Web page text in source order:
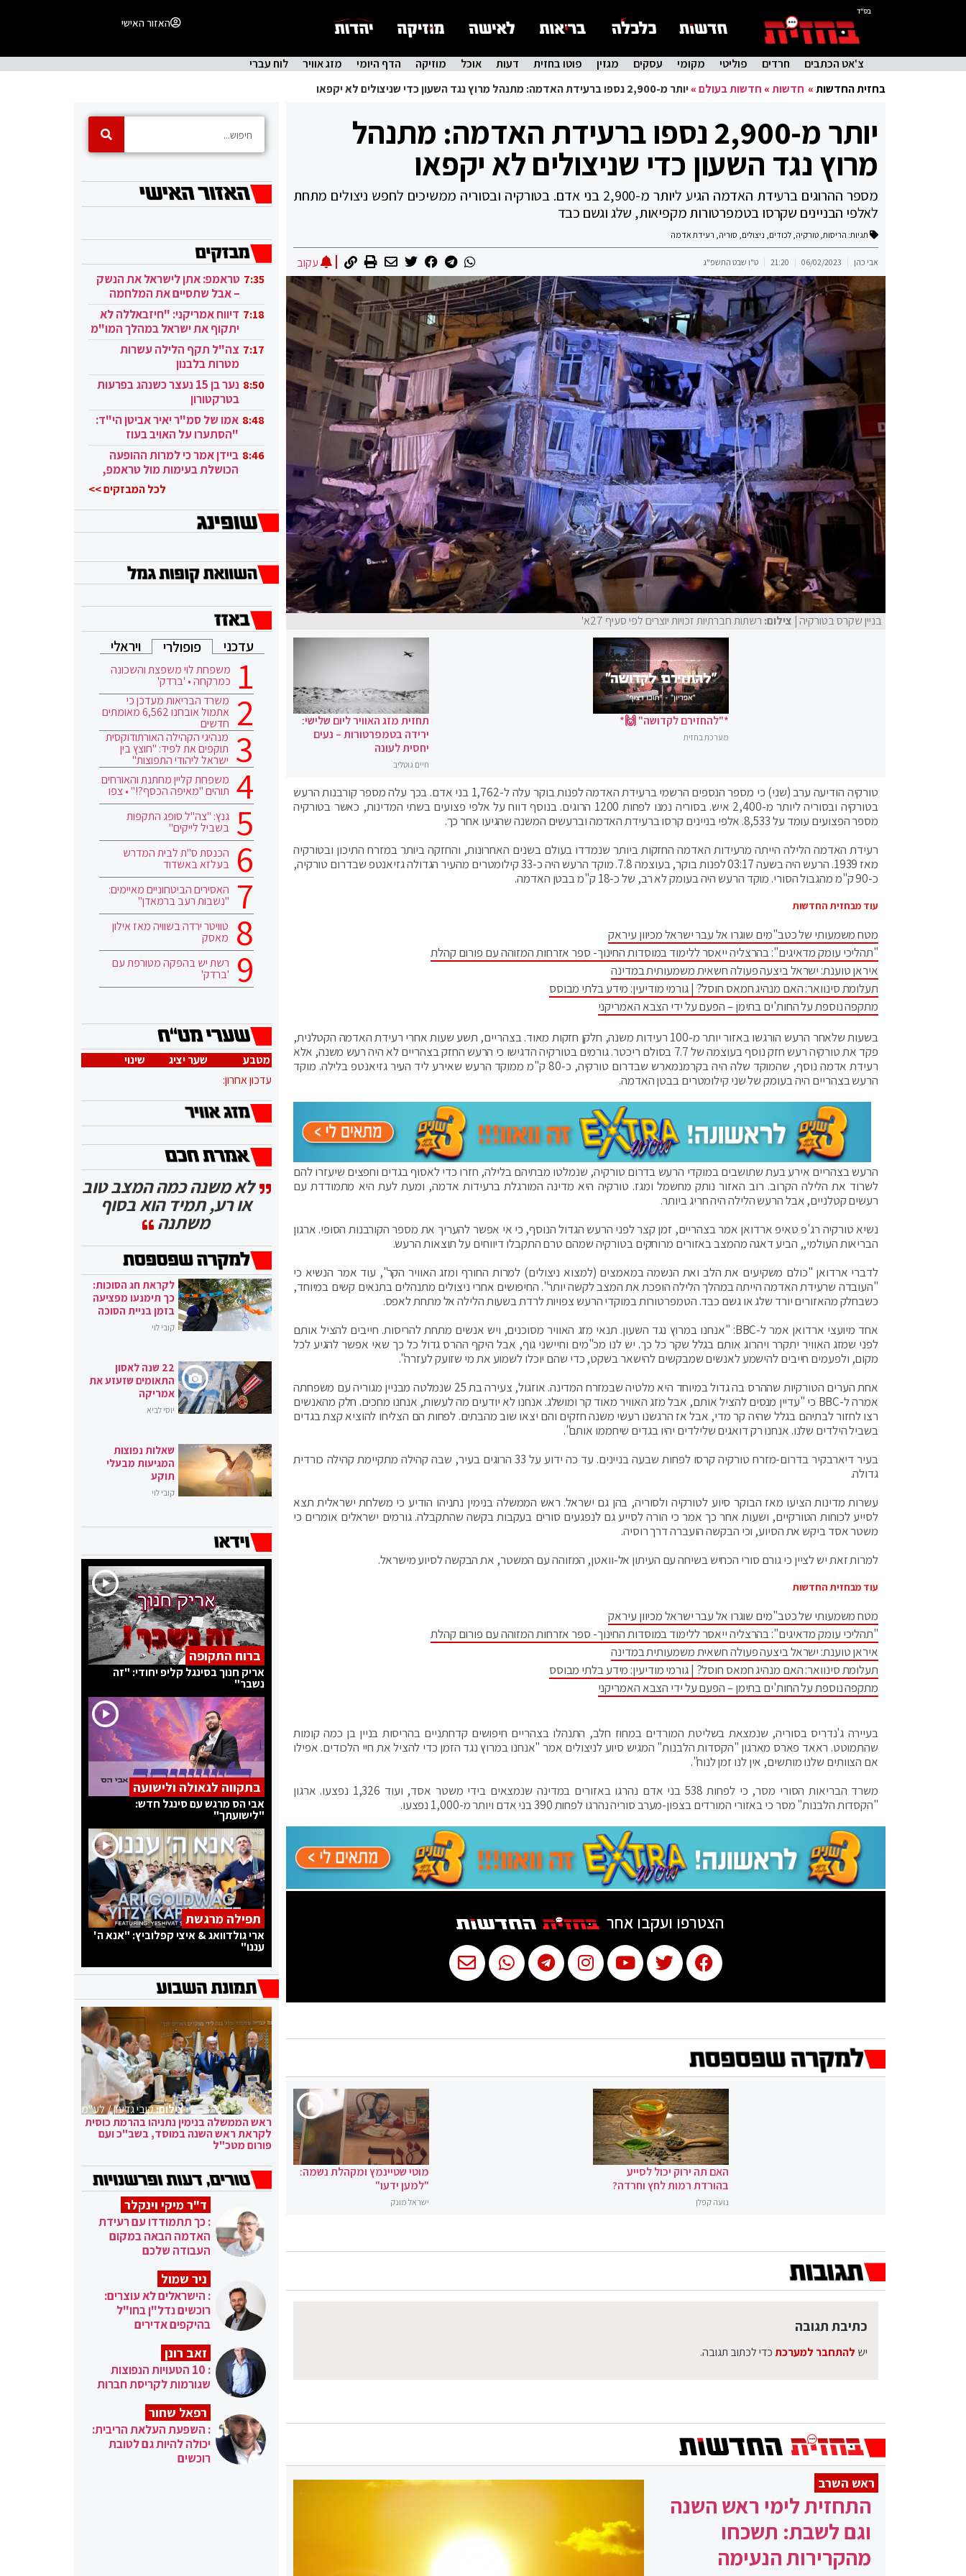
בס"ד
האזור האישי
צ'אט הכתבים חרדים פוליטי מקומי עסקים מגזין פוטו בחזית דעות אוכל מוזיקה הדף היומי מזג אוויר
לוח עברי
בחזית החדשות» חדשות» חדשות בעולם»יותר מ-2,900 נספו ברעידת האדמה: מתנהל מרוץ נגד השעון כדי שניצולים לא יקפאו
יותר מ-2,900 נספו ברעידת האדמה: מתנהל
מרוץ נגד השעון כדי שניצולים לא יקפאו
מספר ההרוגים ברעידת האדמה הגיע ליותר מ-2,900 בני אדם. בטורקיה ובסוריה ממשיכים לחפש ניצולים מתחת
לאלפי הבניינים שקרסו בטמפרטורות מקפיאות, שלג וגשם כבד
תגיות: הריסות, טורקיה, לכודים, ניצולים, סוריה, רעידת אדמה
אבי כהן 06/02/2023
21:20 ט"ו שבט התשפ"ג עקוב
בניין שקרס בטורקיה| צילום: רשתות חברתיות זכויות יוצרים לפי סעיף 27א'
*"להחזירם לקדושה" 🙌*
מערכת בחזית
תחזית מזג האוויר ליום שלישי:
ירידה בטמפרטורות – נעים
יחסית לעונה
חיים גוטליב
טורקיה הודיעה ערב (שני) כי מספר הנספים הרשמי ברעידת האדמה לפנות בוקר עלה ל-1,762 בני אדם. בכך עלה מספר קורבנות הרעש
בטורקיה ובסוריה ליותר מ-2,400 איש. בסוריה נמנו לפחות 1200 הרוגים. בנוסף דווח על אלפי פצועים בשתי המדינות, כאשר בטורקיה
מספר הפצועים עומד על 8,533. אלפי בניינים קרסו ברעידת האדמה וברעשים המשנה שהגיעו אחר כך.
רעידת האדמה הלילה הייתה מרעידות האדמה החזקות ביותר שנמדדו בעולם בשנים האחרונות, והחזקה ביותר במזרח התיכון ובטורקיה
מאז 1939. הרעש היה בשעה 03:17 לפנות בוקר, בעוצמה 7.8. מוקד הרעש היה כ-33 קילומטרים מהעיר הגדולה גזיאנטפ שבדרום טורקיה,
כ-90 ק"מ מהגבול הסורי. מוקד הרעש היה בעומק לא רב, של כ-18 ק"מ בבטן האדמה.
עוד מבחזית החדשות
מטח משמעותי של כטב"מים שוגרו אל עבר ישראל מכיוון עיראק
"תהליכי עומק מדאיגים": בהרצליה ייאסר ללימוד במוסדות החינוך- ספר אזרחות המזוהה עם פורום קהלת
איראן טוענת: ישראל ביצעה פעולה חשאית משמעותית במדינה
תעלומת סינוואר: האם מנהיג חמאס חוסל? | גורמי מודיעין: מידע בלתי מבוסס
מתקפה נוספת על החות'ים בתימן – הפעם על ידי הצבא האמריקני
בשעות שלאחר הרעש הורגשו באזור יותר מ-100 רעידות משנה, חלקן חזקות מאוד. בצהריים, תשע שעות אחרי רעידת האדמה הקטלנית,
פקד את טורקיה רעש חזק נוסף בעוצמה של 7.7 בסולם ריכטר. גורמים בטורקיה הדגישו כי הרעש החזק בצהריים לא היה רעש משנה, אלא
רעידת אדמה נוסף, שהמוקד שלה היה בקרמנמארש שבדרום טורקיה, כ-80 ק"מ ממוקד הרעש שאירע ליד העיר גזיאנטפ בלילה. מוקד
הרעש בצהריים היה בעומק של שני קילומטרים בבטן האדמה.
הרעש בצהריים אירע בעת שתושבים במוקדי הרעש בדרום טורקיה, שנמלטו מבתיהם בלילה, חזרו כדי לאסוף בגדים וחפצים שיעזרו להם
לשרוד את הלילה הקרוב. רוב האזור נותק מחשמל ומגז. טורקיה היא מדינה המורגלת ברעידות אדמה, ומעת לעת היא מתמודדת עם
רעשים קטלניים, אבל הרעש הלילה היה חריג ביותר.
נשיא טורקיה רג'פ טאיפ ארדואן אמר בצהריים, זמן קצר לפני הרעש הגדול הנוסף, כי אי אפשר להעריך את מספר הקורבנות הסופי. ארגון
הבריאות העולמי,, הביע דאגה מהמצב באזורים מרוחקים בטורקיה שמהם טרם התקבלו דיווחים על תוצאות הרעש.
לדברי ארדואן "כולם משקיעים את הלב ואת הנשמה במאמצים (למצוא ניצולים) למרות החורף ומזג האוויר הקר", עוד אמר הנשיא כי
"העובדה שרעידת האדמה הייתה במהלך הלילה הופכת את המצב לקשה יותר". החיפושים אחרי ניצולים מתנהלים בתנאים קשים במיוחד,
כשבחלק מהאזורים יורד שלג או גשם כבד. הטמפרטורות במוקדי הרעש צפויות לרדת בשעות הלילה אל מתחת לאפס.
אחד מיועצי ארדואן אמר ל-BBC: "אנחנו במרוץ נגד השעון. תנאי מזג האוויר מסוכנים, ויש אנשים מתחת להריסות. חייבים להציל אותם
לפני שמזג האוויר יתקרר ויהרוג אותם בגלל שקר כל כך. יש לנו מכ"מים וחיישני גוף, אבל היקף ההרס גדול כל כך שאי אפשר להגיע לכל
מקום, ולפעמים חייבים להישמע לאנשים שמבקשים להישאר בשקט, כדי שהם יוכלו לשמוע את מי שזועק לעזרה".
אחת הערים הטורקיות שההרס בה גדול במיוחד היא מלטיה שבמזרח המדינה. אוזגול, צעירה בת 25 שנמלטה מבניין מגוריה עם משפחתה
אמרה ל-BBC כי "עדיין מנסים להציל אותם, אבל מזג האוויר מאוד קר ומושלג. אנחנו לא יודעים מה לעשות, אנחנו מחכים. חלק מהאנשים
רצו לחזור לבתיהם בגלל שהיה קר מדי, אבל אז הרגשנו רעשי משנה חזקים והם יצאו שוב מהבתים. לפחות הם הצליחו להוציא קצת בגדים
בשביל הילדים שלנו. אנחנו רק דואגים שלילדים יהיו בגדים שיחממו אותם".
בעיר דיארבקיר בדרום-מזרח טורקיה קרסו לפחות שבעה בניינים. עד כה ידוע על 33 הרוגים בעיר, שבה קהילה מתקיימת קהילה כורדית
גדולה.
עשרות מדינות הציעו מאז הבוקר סיוע לטורקיה ולסוריה, בהן גם ישראל. ראש הממשלה בנימין נתניהו הודיע כי משלחת ישראלית תצא
לסייע לכוחות הטורקיים, ושעות אחר כך אמר כי הורה לסייע גם לנפגעים סורים בעקבות בקשה שהתקבלה. גורמים ישראלים אומרים כי
משטר אסד ביקש את הסיוע, וכי הבקשה הועברה דרך רוסיה.
למרות זאת יש לציין כי גורם סורי הכחיש בשיחה עם העיתון אל-וואטן, המזוהה עם המשטר, את הבקשה לסיוע מישראל.
עוד מבחזית החדשות
מטח משמעותי של כטב"מים שוגרו אל עבר ישראל מכיוון עיראק
"תהליכי עומק מדאיגים": בהרצליה ייאסר ללימוד במוסדות החינוך- ספר אזרחות המזוהה עם פורום קהלת
איראן טוענת: ישראל ביצעה פעולה חשאית משמעותית במדינה
תעלומת סינוואר: האם מנהיג חמאס חוסל? | גורמי מודיעין: מידע בלתי מבוסס
מתקפה נוספת על החות'ים בתימן – הפעם על ידי הצבא האמריקני
בעיירה ג'נדריס בסוריה, שנמצאת בשליטת המורדים במחוז חלב, התנהלו בצהריים חיפושים קדחתניים בהריסות בניין בן כמה קומות
שהתמוטט. ראאד פארס מארגון "הקסדות הלבנות" המגיש סיוע לניצולים אמר "אנחנו במרוץ נגד הזמן כדי להציל את חיי הלכודים. אפילו
אם הצוותים שלנו מותשים, אין לנו זמן לנוח".
משרד הבריאות הסורי מסר, כי לפחות 538 בני אדם נהרגו באזורים במדינה שנמצאים בידי משטר אסד, ועוד 1,326 נפצעו. ארגון
"הקסדות הלבנות" מסר כי באזורי המורדים בצפון-מערב סוריה נהרגו לפחות 390 בני אדם ויותר מ-1,000 נפצעו.
הצטרפו ועקבו אחר
האם תה ירוק יכול לסייע
בהורדת רמות לחץ וחרדה?
נועה קפלן
מוטי שטיינמץ ומקהלת נשמה:
"למען ידעו"
ישראל מונק
כתיבת תגובה
יש להתחבר למערכתכדי לכתוב תגובה.
ראש השרב
התחזית לימי ראש השנה
וגם לשבת: תשכחו
מהקרירות הנעימה
7:35 טראמפ: אתן לישראל את הנשק
– אבל שתסיים את המלחמה
בעזה 7:18 דיווח אמריקני: "חיזבאללה לא
יתקוף את ישראל במהלך המו"מ
בקטאר" 7:17 צה"ל תקף הלילה עשרות
מטרות בלבנון
8:50
נער בן 15 נעצר כשנהג בפרעות
בטרקטורון
8:48 אמו של סמ"ר יאיר אביטן הי"ד:
"הסתערו על האויב בעוז
ובגבורה" 8:46 ביידן אמר כי למרות ההופעה
הכושלת בעימות מול טראמפ,
לכל המבזקים >>
עדכני פופולרי ויראלי
משפחת לוי משפצת והשכונה
כמרקחה • 'ברדק'
משרד הבריאות מעדכן כי
אתמול אובחנו 6,562 מאומתים
חדשים
מנהיגי הקהילה האורתודוקסית
תוקפים את לפיד: "חוצץ בין
ישראל ליהודי התפוצות"
משפחת קליין מחתנת והאורחים
תוהים "מאיפה הכסף?!" • צפו
גנץ: "צה"ל סופג התקפות
בשביל לייקים"
הכנסת ס"ת לבית המדרש
בעלזא באשדוד
האסירים הביטחוניים מאיימים:
"נשבות רעב ברמאדן"
טוויטר ירדה בשוויה מאז אילון
מאסק
רשת יש בהפקה מטורפת עם
'ברדק'
מטבע שער יציג
שינוי
עדכון אחרון:
לא משנה כמה המצב טוב
או רע, תמיד הוא בסוף
משתנה
לקראת חג הסוכות:
כך תימנעו מפציעה
בזמן בניית הסוכה
קובי לוי
22 שנה לאסון
התאומים שזעזע את
אמריקה
יוסי לביא
שאלות נפוצות
המגיעות מבעלי
תוקע
קובי לוי
ברוח התקופה
אריק חנוך בסינגל קליפ יחודי: "זה
נשבר"
בתקווה לגאולה ולישועה
אבי הס מרגש עם סינגל חדש:
"לישועתך"
תפילה מרגשת
ארי גולדוואג & איצי קפלוביץ: "אנא ה'
עננו"
צילום:קובי גדעון / לע"מ
ראש הממשלה בנימין נתניהו בהרמת כוסית
לקראת ראש השנה במוסד, בשב"כ ועם
פורום מטכ"ל
ד"ר מיקי וינקלר
: כך תתמודדו עם רעידת
האדמה הבאה במקום
העבודה שלכם
ניר שמול
: הישראלים לא עוצרים:
רוכשים נדל"ן בחו"ל
בהיקפים אדירים
זאב רונן
: 10 הטעויות הנפוצות
שגורמות לקריסת חברות
רפאל שחור
: השפעת העלאת הריבית:
יכולה להיות גם לטובת
רוכשים